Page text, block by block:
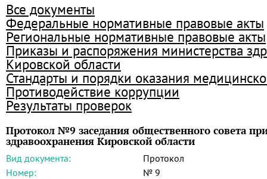
Все документы
Федеральные нормативные правовые акты
Региональные нормативные правовые акты
Приказы и распоряжения министерства
Кировской области
Стандарты и порядки оказания
Противодействие коррупции
Результаты проверок
Протокол №9 заседания общественного совета
здравоохранения Кировской области
Вид документа:
Протокол
Номер:
№ 9